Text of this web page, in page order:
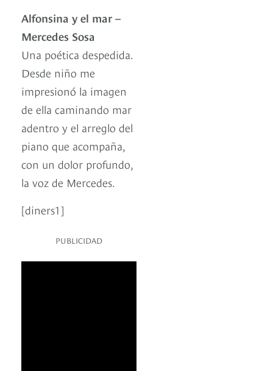
Alfonsina y el mar –
Mercedes Sosa
Una poética despedida.
Desde niño me
impresionó la imagen
de ella caminando mar
adentro y el arreglo del
piano que acompaña,
con un dolor profundo,
la voz de Mercedes.
[diners1]
PUBLICIDAD